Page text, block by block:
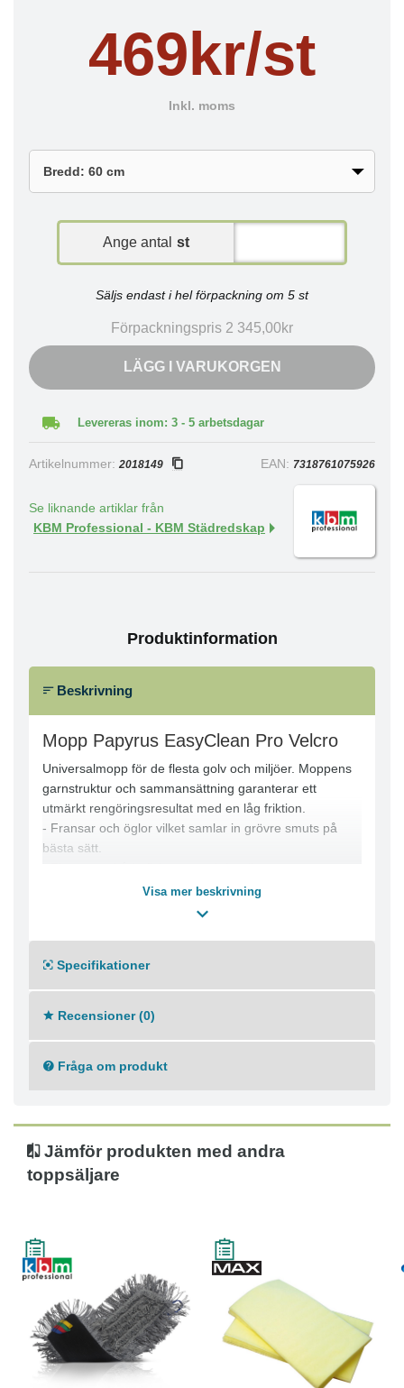
469kr/st
Inkl. moms
Ange antal st
Säljs endast i hel förpackning om 5 st
Förpackningspris 2 345,00kr
LÄGG I VARUKORGEN
Levereras inom: 3 - 5 arbetsdagar
Artikelnummer: 2018149 EAN: 7318761075926
Se liknande artiklar från
KBM Professional - KBM Städredskap
Produktinformation
Beskrivning
Mopp Papyrus EasyClean Pro Velcro
Universalmopp för de flesta golv och miljöer. Moppens
garnstruktur och sammansättning garanterar ett
utmärkt rengöringsresultat med en låg friktion.
- Fransar och öglor vilket samlar in grövre smuts på
bästa sätt.
Visa mer beskrivning
Specifikationer
Recensioner (0)
Fråga om produkt
Jämför produkten med andra
toppsäljare